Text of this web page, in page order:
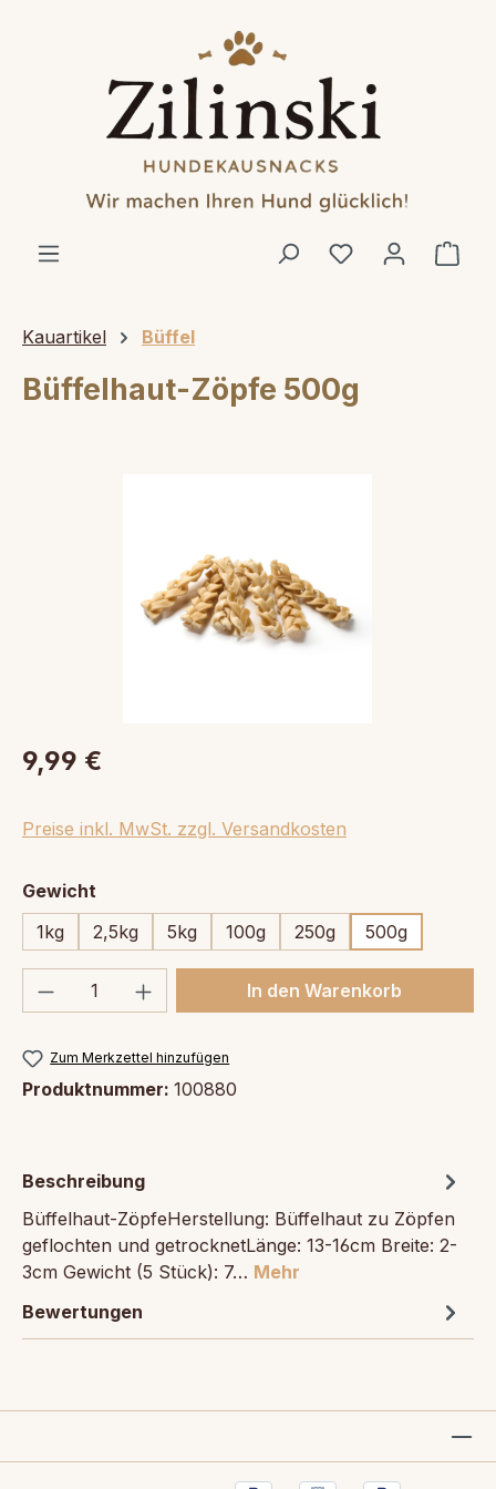
Kauartikel Büffel
Büffelhaut-Zöpfe 500g
9,99 €
Preise inkl. MwSt. zzgl. Versandkosten
Gewicht
1kg
2,5kg 5kg 100g 250g 500g
Produkt Anzahl: Gib denIn den Warenkorb
Zum Merkzettel hinzufügen
Produktnummer: 100880
Beschreibung
Büffelhaut-ZöpfeHerstellung: Büffelhaut zu Zöpfen
geflochten und getrocknetLänge: 13-16cm Breite: 2-
3cm Gewicht (5 Stück): 7… Mehr
Bewertungen